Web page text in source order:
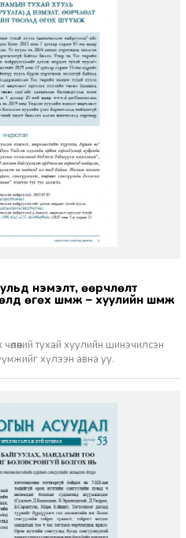
өгөх шүүмж – хуулийн шүүмж
тухай хуулийн шинэчилсэн
хүлээн авна уу.